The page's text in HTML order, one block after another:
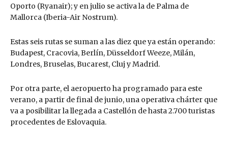
Oporto (Ryanair); y en julio se activa la de Palma de
Mallorca (Iberia-Air Nostrum).
Estas seis rutas se suman a las diez que ya están operando:
Budapest, Cracovia, Berlín, Düsseldorf Weeze, Milán,
Londres, Bruselas, Bucarest, Cluj y Madrid.
Por otra parte, el aeropuerto ha programado para este
verano, a partir de final de junio, una operativa chárter que
va a posibilitar la llegada a Castellón de hasta 2.700 turistas
procedentes de Eslovaquia.